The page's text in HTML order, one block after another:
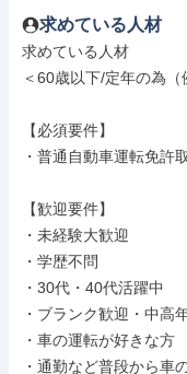
求めている人材
求めている人材
＜60歳以下/定年の為（
【必須要件】
・普通自動車運転免許
【歓迎要件】
・未経験大歓迎
・学歴不問
・30代・40代活躍中
・ブランク歓迎・中高
・車の運転が好きな方
・通勤など普段から車